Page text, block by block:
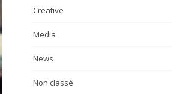
Creative
Media
News
Non classé